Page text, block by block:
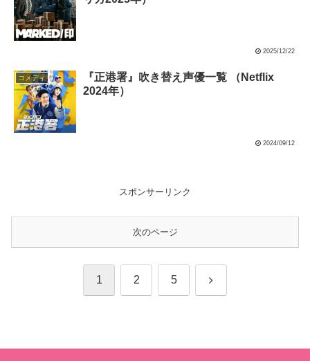
2025/12/22
コメディ
『正港署』吹き替え声優一覧 （Netflix
2024年）
2024/09/12
スポンサーリンク
次のページ
1 2 5 次